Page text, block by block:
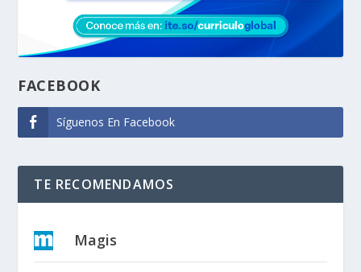
FACEBOOK
Síguenos En Facebook
TE RECOMENDAMOS
Magis